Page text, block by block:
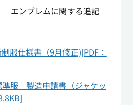
ブレムに関する追記
服仕様書（9月修正)[PDF：
準服 製造申請書（ジャケッ